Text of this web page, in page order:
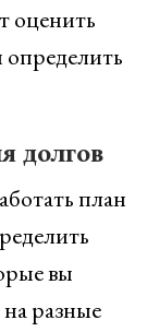
оценить
долгов
план
вы
разные